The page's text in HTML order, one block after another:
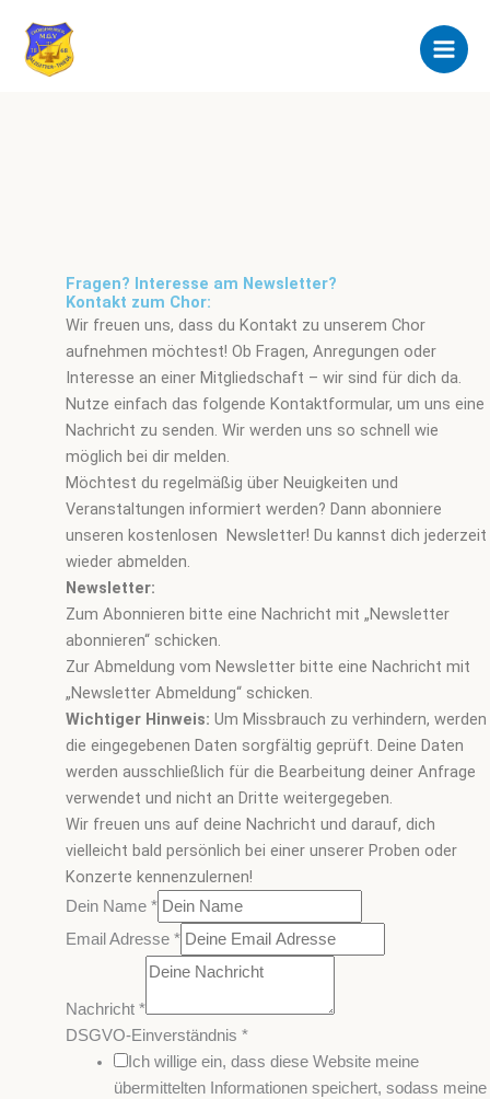
Inhalt
springen
Fragen? Interesse am Newsletter?
Kontakt zum Chor:
Wir freuen uns, dass du Kontakt zu unserem Chor
aufnehmen möchtest! Ob Fragen, Anregungen oder
Interesse an einer Mitgliedschaft – wir sind für dich da.
Nutze einfach das folgende Kontaktformular, um uns eine
Nachricht zu senden. Wir werden uns so schnell wie
möglich bei dir melden.
Möchtest du regelmäßig über Neuigkeiten und
Veranstaltungen informiert werden? Dann abonniere
unseren kostenlosen Newsletter! Du kannst dich jederzeit
wieder abmelden.
Newsletter:
Zum Abonnieren bitte eine Nachricht mit „Newsletter
abonnieren“ schicken.
Zur Abmeldung vom Newsletter bitte eine Nachricht mit
„Newsletter Abmeldung“ schicken.
Wichtiger Hinweis: Um Missbrauch zu verhindern, werden
die eingegebenen Daten sorgfältig geprüft. Deine Daten
werden ausschließlich für die Bearbeitung deiner Anfrage
verwendet und nicht an Dritte weitergegeben.
Wir freuen uns auf deine Nachricht und darauf, dich
vielleicht bald persönlich bei einer unserer Proben oder
Konzerte kennenzulernen!
Dein Name *
Email Adresse *
Nachricht *
DSGVO-Einverständnis *
Ich willige ein, dass diese Website meine
übermittelten Informationen speichert, sodass meine